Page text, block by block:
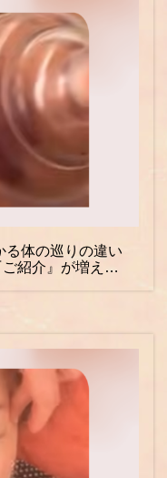
る体の巡りの違い
紹介』が増え…